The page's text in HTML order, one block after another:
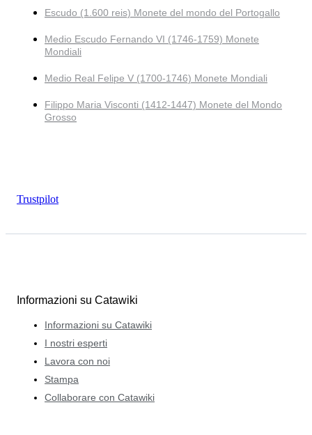
Escudo (1.600 reis) Monete del mondo del Portogallo
Medio Escudo Fernando VI (1746-1759) Monete
Mondiali
Medio Real Felipe V (1700-1746) Monete Mondiali
Filippo Maria Visconti (1412-1447) Monete del Mondo
Grosso
Trustpilot
Informazioni su Catawiki
Informazioni su Catawiki
I nostri esperti
Lavora con noi
Stampa
Collaborare con Catawiki